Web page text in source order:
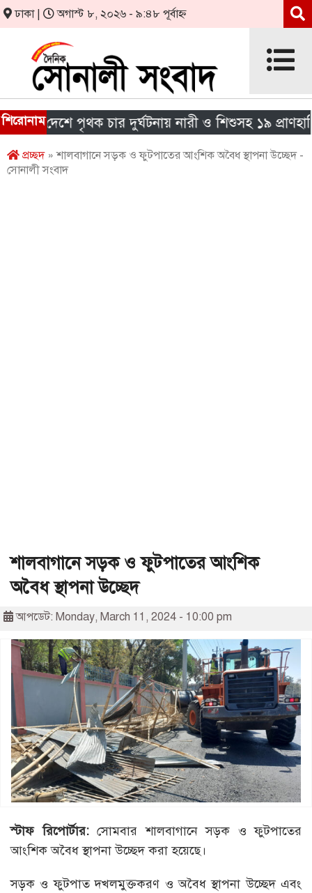
ঢাকা | অগাস্ট ৮, ২০২৬ - ৯:৪৮ পূর্বাহ্ন
শিরোনাম
দেশে পৃথক চার দুর্ঘটনায় নারী ও শিশুসহ ১৯ প্রাণহানি
প্রচ্ছদ» শালবাগানে সড়ক ও ফুটপাতের আংশিক অবৈধ স্থাপনা উচ্ছেদ -
সোনালী সংবাদ
শালবাগানে সড়ক ও ফুটপাতের আংশিক
অবৈধ স্থাপনা উচ্ছেদ
আপডেট: Monday, March 11, 2024 - 10:00 pm
স্টাফ রিপোর্টার:সোমবার শালবাগানে সড়ক ও ফুটপাতের
আংশিক অবৈধ স্থাপনা উচ্ছেদ করা হয়েছে।
সড়ক ও ফুটপাত দখলমুক্তকরণ ও অবৈধ স্থাপনা উচ্ছেদ এবং